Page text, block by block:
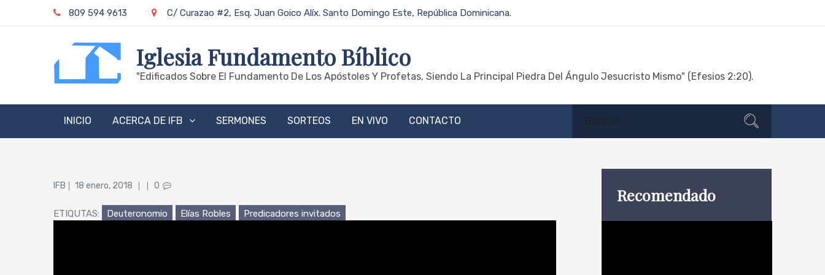
809 594 9613 C/ Curazao #2, Esq. Juan Goico Alíx. Santo Domingo Este, República Dominicana.
Iglesia Fundamento Bíblico
"edificados Sobre El Fundamento De Los Apóstoles Y Profetas, Siendo La Principal Piedra Del Ángulo Jesucristo Mismo" (Efesios 2:20).
INICIO ACERCA DE IFB SERMONES SORTEOS EN VIVO CONTACTO
for:
IFB
Posted
18 enero, 2018 0
ETIQUTAS: Deuteronomio Elías Robles Predicadores invitados
Recomendado